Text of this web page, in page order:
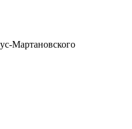
Мартановского